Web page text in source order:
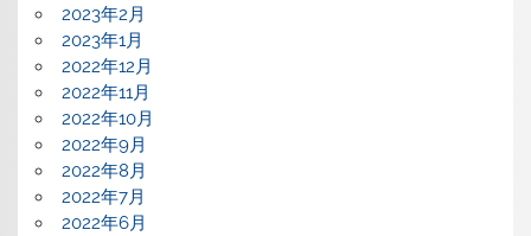
2023年2月
2023年1月
2022年12月
2022年11月
2022年10月
2022年9月
2022年8月
2022年7月
2022年6月